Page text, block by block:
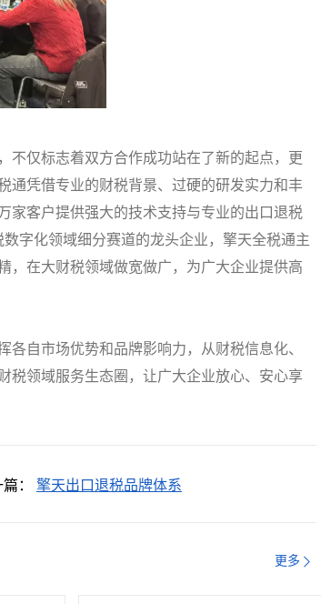
不仅标志着双方合作成功站在了新的起点，更
通凭借专业的财税背景、过硬的研发实力和丰
家客户提供强大的技术支持与专业的出口退税
字化领域细分赛道的龙头企业，擎天全税通主
，在大财税领域做宽做广，为广大企业提供高
自市场优势和品牌影响力，从财税信息化、
税领域服务生态圈，让广大企业放心、安心享
： 擎天出口退税品牌体系
更多